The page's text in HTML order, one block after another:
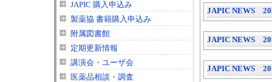
JAPIC 購入申込み
製薬協 書籍購入申込み
附属図書館
定期更新情報
講演会・ユーザ会
医薬品相談・調査
JAPIC NEWS
JAPIC NEWS
JAPIC NEWS